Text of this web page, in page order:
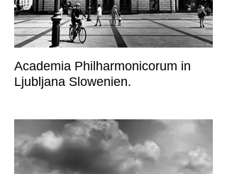
Academia Philharmonicorum in
Ljubljana Slowenien.